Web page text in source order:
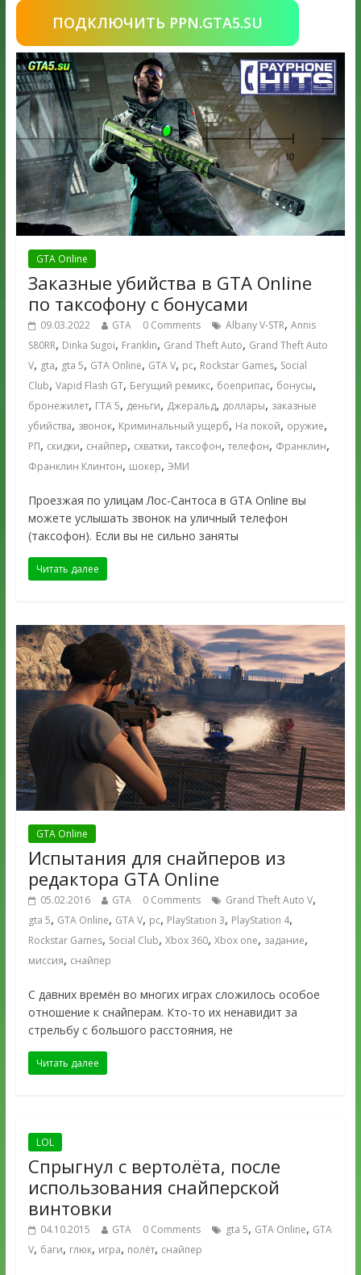
ПОДКЛЮЧИТЬ PPN.GTA5.SU
GTA Online
Заказные убийства в GTA Online
по таксофону с бонусами
09.03.2022 GTA 0 Comments Albany V-STR, Annis
S80RR, Dinka Sugoi, Franklin, Grand Theft Auto, Grand Theft Auto
V, gta, gta 5, GTA Online, GTA V, pc, Rockstar Games, Social
Club, Vapid Flash GT, Бегущий ремикс, боеприпас, бонусы,
бронежилет, ГТА 5, деньги, Джеральд, доллары, заказные
убийства, звонок, Криминальный ущерб, На покой, оружие,
РП, скидки, снайпер, схватки, таксофон, телефон, Франклин,
Франклин Клинтон, шокер, ЭМИ
Проезжая по улицам Лос-Сантоса в GTA Online вы
можете услышать звонок на уличный телефон
(таксофон). Если вы не сильно заняты
Читать далее
GTA Online
Испытания для снайперов из
редактора GTA Online
05.02.2016 GTA 0 Comments Grand Theft Auto V,
gta 5, GTA Online, GTA V, pc, PlayStation 3, PlayStation 4,
Rockstar Games, Social Club, Xbox 360, Xbox one, задание,
миссия, снайпер
С давних времён во многих играх сложилось особое
отношение к снайперам. Кто-то их ненавидит за
стрельбу с большого расстояния, не
Читать далее
LOL
Спрыгнул с вертолёта, после
использования снайперской
винтовки
04.10.2015 GTA 0 Comments gta 5, GTA Online, GTA
V, баги, глюк, игра, полёт, снайпер